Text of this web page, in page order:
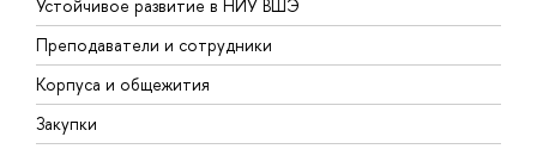
Устойчивое развитие в НИУ ВШЭ
Преподаватели и сотрудники
Корпуса и общежития
Закупки